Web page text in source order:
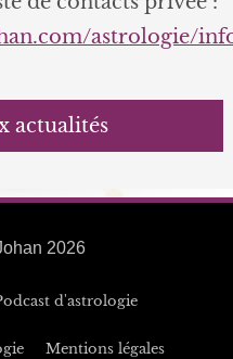
astrologie/
actualités
2026
d'astrologie
Mentions légales